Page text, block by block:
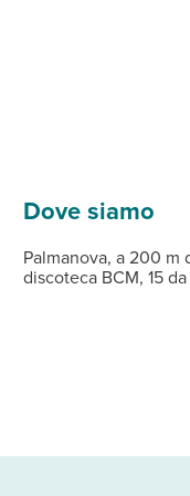
Dove siamo
Palmanova, a 200 m
discoteca BCM, 15
e in parte
e teli a mare a
(h. 11-21.30)
e 16 -17.30)